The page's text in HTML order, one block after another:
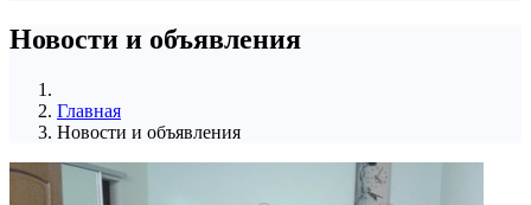
Новости и объявления
Главная
Новости и объявления